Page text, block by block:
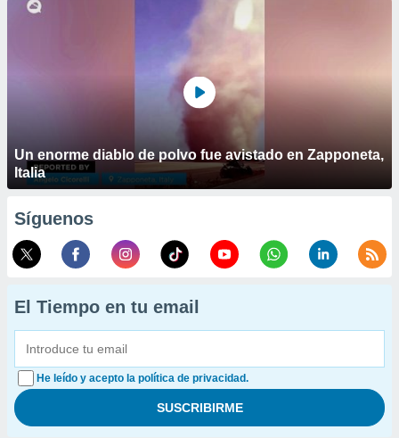
Un enorme diablo de polvo fue avistado en Zapponeta,
Italia
Síguenos
El Tiempo en tu email
He leído y acepto la política de privacidad.